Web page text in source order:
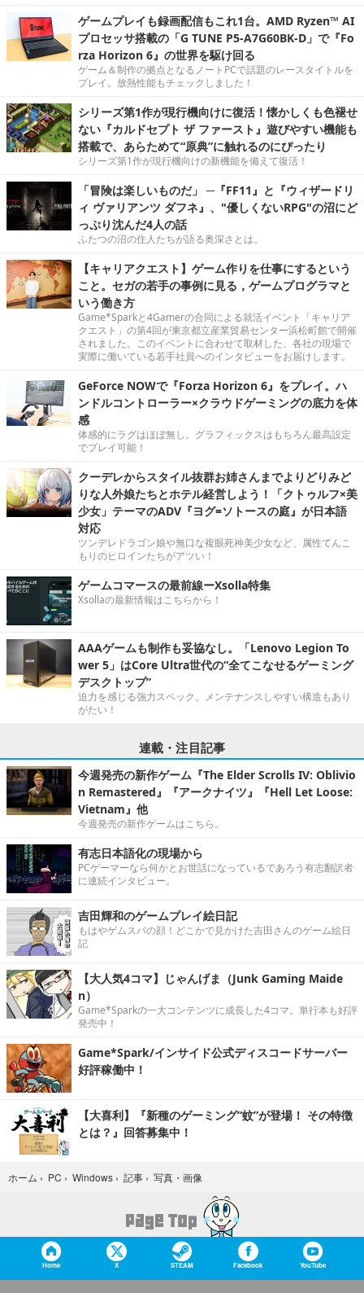
ゲームプレイも録画配信もこれ1台。AMD Ryzen™ AI
プロセッサ搭載の「G TUNE P5-A7G60BK-D」で『Fo
rza Horizon 6』の世界を駆け回る
ゲーム＆制作の拠点となるノートPCで話題のレースタイトルを
プレイ。放熱性能もチェックしました！
シリーズ第1作が現行機向けに復活！懐かしくも色褪せ
ない『カルドセプト ザ ファースト』遊びやすい機能も
搭載で、あらためて“原典”に触れるのにぴったり
シリーズ第1作が現行機向けの新機能を備えて復活！
「冒険は楽しいものだ」 ─『FF11』と『ウィザードリ
ィ ヴァリアンツ ダフネ』、"優しくないRPG"の沼にど
っぷり沈んだ4人の話
ふたつの沼の住人たちが語る奥深さとは。
【キャリアクエスト】ゲーム作りを仕事にするという
こと。セガの若手の事例に見る，ゲームプログラマと
いう働き方
Game*Sparkと4Gamerの合同による就活イベント「キャリア
クエスト」の第4回が東京都立産業貿易センター浜松町館で開催
されました。このイベントに合わせて取材した、各社の現場で
実際に働いている若手社員へのインタビューをお届けします。
GeForce NOWで『Forza Horizon 6』をプレイ。ハ
ンドルコントローラー×クラウドゲーミングの底力を体
感
体感的にラグはほぼ無し。グラフィックスはもちろん最高設定
でプレイ可能！
クーデレからスタイル抜群お姉さんまでよりどりみど
りな人外娘たちとホテル経営しよう！「クトゥルフ×美
少女」テーマのADV『ヨグ=ソトースの庭』が日本語
対応
ツンデレドラゴン娘や無口な複眼死神美少女など、属性てんこ
もりのヒロインたちがアツい！
ゲームコマースの最前線ーXsolla特集
Xsollaの最新情報はこちらから！
AAAゲームも制作も妥協なし。「Lenovo Legion To
wer 5」はCore Ultra世代の“全てこなせるゲーミング
デスクトップ”
迫力を感じる強力スペック。メンテナンスしやすい構造もあり
がたい！
連載・注目記事
今週発売の新作ゲーム『The Elder Scrolls IV: Oblivio
n Remastered』『アークナイツ』『Hell Let Loose:
Vietnam』他
今週発売の新作ゲームはこちら。
有志日本語化の現場から
PCゲーマーなら何かとお世話になっているであろう有志翻訳者
に連続インタビュー。
吉田輝和のゲームプレイ絵日記
もはやゲムスパの顔！どこかで見かけた吉田さんのゲーム絵日
記
【大人気4コマ】じゃんげま（Junk Gaming Maide
n）
Game*Sparkの一大コンテンツに成長した4コマ。単行本も好評
発売中！
Game*Spark/インサイド公式ディスコードサーバー
好評稼働中！
【大喜利】『新種のゲーミング“蚊”が登場！ その特徴
とは？』回答募集中！
ホーム › PC › Windows › 記事 › 写真・画像
Home X STEAM Facebook YouTube